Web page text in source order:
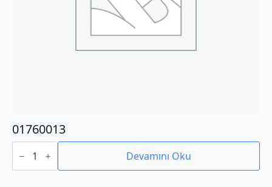
01760013
01760013
adet Devamını Oku